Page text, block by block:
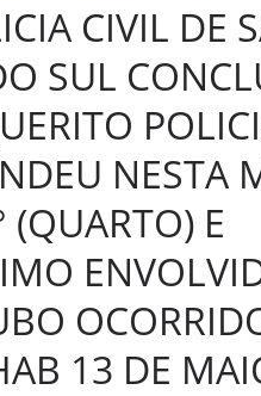
CIVIL DE
SUL
NESTA
(QUARTO) E
13 DE